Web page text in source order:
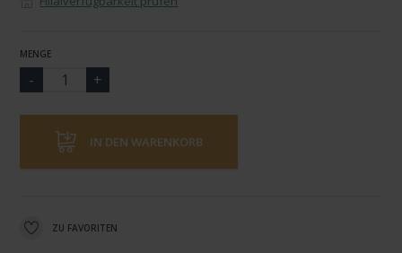
MENGE
IN DEN WARENKORB
ZU FAVORITEN